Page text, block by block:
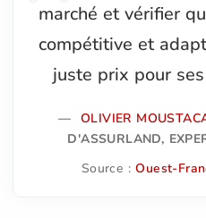
marché et vérifier
compétitive et
juste prix pour
OLIVIER
D'ASSURLAND,
Source :Ouest-